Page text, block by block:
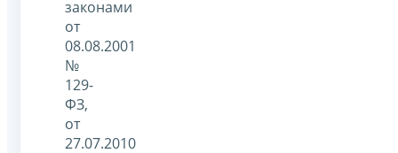
законами
от
08.08.2001
№
129-
ФЗ,
от
27.07.2010